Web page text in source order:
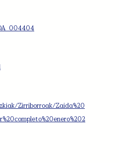
Zirriborroak/Zaida%20